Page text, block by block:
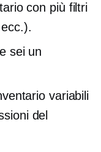
con più filtri
sei un
variabili
del